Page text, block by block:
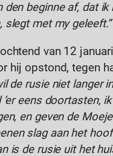
den beginne af, dat ik
slegt met my geleeft.”
van 12
hij opstond, tegen
de rusie niet langer
eens doortasten,
en geven de
slag aan het
is de rusie uit het